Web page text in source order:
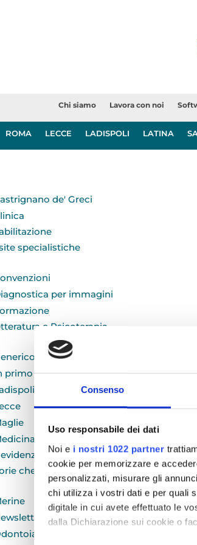
Consenso
Uso responsabile dei dati
Noi e i nostri 1022 partner
cookie per memorizzare e
personalizzati, misurare gli
chi utilizza i vostri dati e per quali
digitale in cui avete effettuato le
dalla Dichiarazione sui cookie o
Chi siamo Lavora con noi
ROMA LECCE LADISPOLI LATINA
de' Greci
specialistiche
per immagini
e Psicoterapia
primo piano
narrativa
che curano